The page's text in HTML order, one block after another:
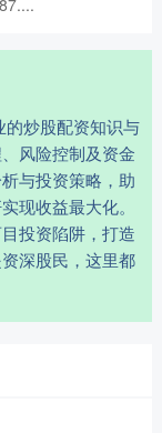
炒股配资知识与
风险控制及资金
与投资策略，助
现收益最大化。
投资陷阱，打造
深股民，这里都